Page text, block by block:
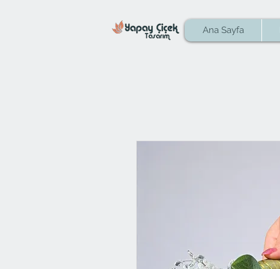
Ana Sayfa